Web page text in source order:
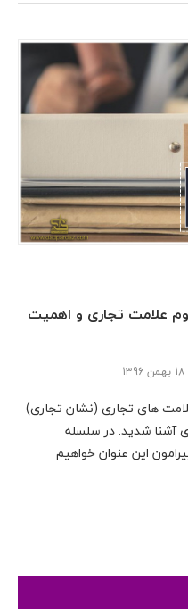
تجاری (1)، مفهوم علامت تجاری و اهمیت
18 بهمن 1396
های تجاری (نشان تجاری)
آشنا شدید. در سلسله
این عنوان خواهیم